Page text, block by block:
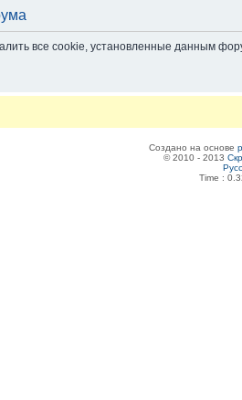
все cookie, установленные данным
Создано на основе
© 2010 - 2013
Time :